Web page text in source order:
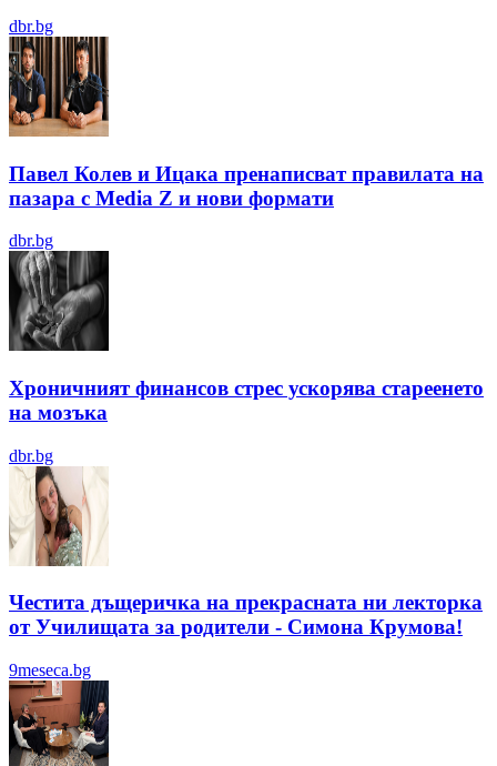
dbr.bg
Павел Колев и Ицака пренаписват правилата на
пазара с Media Z и нови формати
dbr.bg
Хроничният финансов стрес ускорява стареенето
на мозъка
dbr.bg
Честита дъщеричка на прекрасната ни лекторка
от Училищата за родители - Симона Крумова!
9meseca.bg